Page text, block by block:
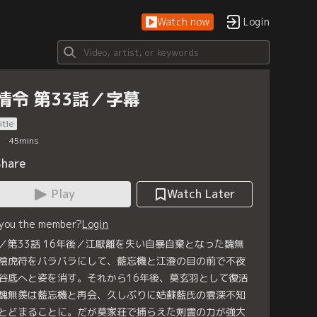
Watch now Login
令 第33話／字幕
45mins
Play
Watch Later
the member?Login
第33話 16年後／江厭離を失い自暴自棄となった魏無
虎符をバラバラにして、藍忘機と江澄の目の前で不夜
底へと姿を消す。それから16年後、莫玄羽として復活
無羨は藍忘機と再会、久しぶりに姑蘇藍氏の雲深不知
どまることに。だが莫家荘で捕らえた剣霊の力が強大